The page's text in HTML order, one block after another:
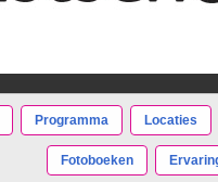
Programma Locaties
Fotoboeken